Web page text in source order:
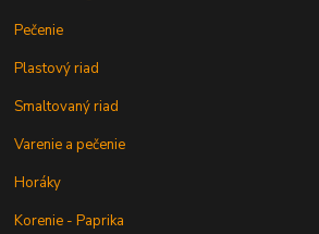
Pečenie
Plastový riad
Smaltovaný riad
Varenie a pečenie
Horáky
Korenie - Paprika